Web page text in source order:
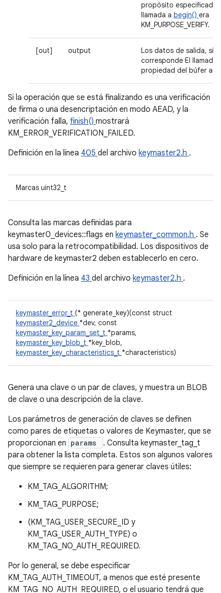
propósito especificado
llamada a begin() era
KM_PURPOSE_VERIFY.
[out] output
Los datos de salida, si
corresponde El
propiedad del búfer
Si la operación que se está finalizando es una verificación
de firma o una desencriptación en modo AEAD, y la
verificación falla, finish() mostrará
KM_ERROR_VERIFICATION_FAILED.
Definición en la línea 405 del archivo keymaster2.h .
Marcas uint32_t
Consulta las marcas definidas para
keymaster0_devices::flags en keymaster_common.h . Se
usa solo para la retrocompatibilidad. Los dispositivos de
hardware de keymaster2 deben establecerlo en cero.
Definición en la línea 43 del archivo keymaster2.h .
keymaster_error_t (* generate_key)(const struct
keymaster2_device *dev, const
keymaster_key_param_set_t *params,
keymaster_key_blob_t *key_blob,
keymaster_key_characteristics_t *characteristics)
Genera una clave o un par de claves, y muestra un BLOB
de clave o una descripción de la clave.
Los parámetros de generación de claves se definen
como pares de etiquetas o valores de Keymaster, que se
proporcionan en params
. Consulta keymaster_tag_t
para obtener la lista completa. Estos son algunos valores
que siempre se requieren para generar claves útiles:
KM_TAG_ALGORITHM;
KM_TAG_PURPOSE;
(KM_TAG_USER_SECURE_ID y
KM_TAG_USER_AUTH_TYPE) o
KM_TAG_NO_AUTH_REQUIRED.
Por lo general, se debe especificar
KM_TAG_AUTH_TIMEOUT, a menos que esté presente
KM_TAG_NO_AUTH_REQUIRED, o el usuario tendrá que